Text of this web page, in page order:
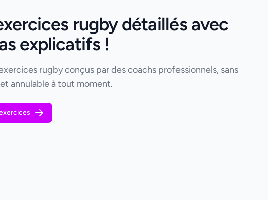
rugby détaillés avec
explicatifs !
rugby conçus par des coachs professionnels, sans
annulable à tout moment.